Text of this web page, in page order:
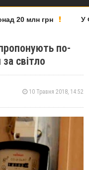
20 млн грн У
по-
світло
10 Травня 2018, 14:52